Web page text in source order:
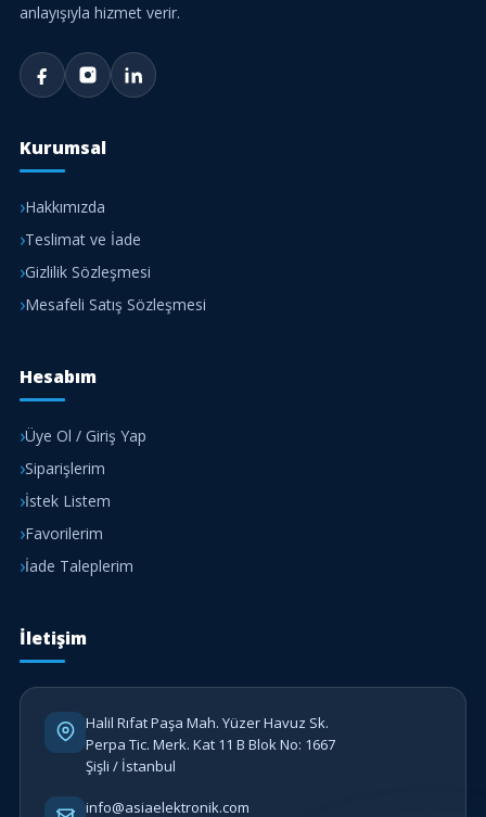
anlayışıyla hizmet verir.
Kurumsal
Hakkımızda
Teslimat ve İade
Gizlilik Sözleşmesi
Mesafeli Satış Sözleşmesi
Hesabım
Üye Ol / Giriş Yap
Siparişlerim
İstek Listem
Favorilerim
İade Taleplerim
İletişim
Halil Rıfat Paşa Mah. Yüzer Havuz Sk.
Perpa Tic. Merk. Kat 11 B Blok No: 1667
Şişli / İstanbul
info@asiaelektronik.com